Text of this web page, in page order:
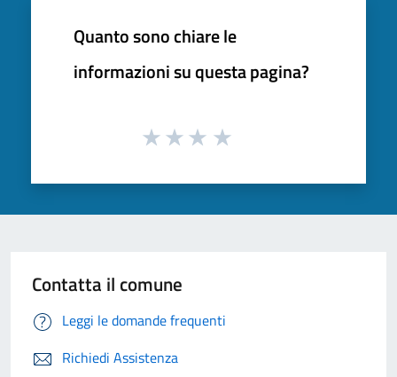
Quanto sono chiare le
informazioni su questa pagina?
Contatta il comune
Leggi le domande frequenti
Richiedi Assistenza